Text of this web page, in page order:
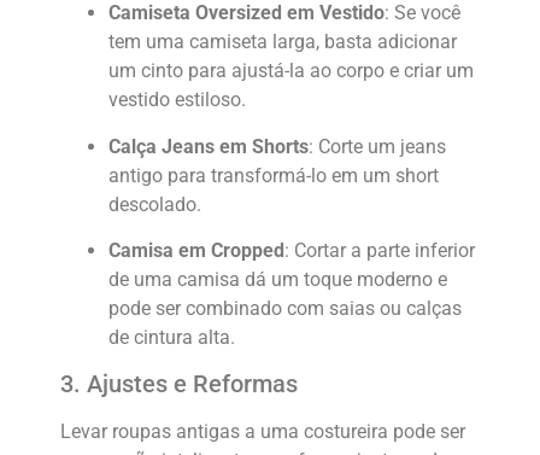
Camiseta Oversized em Vestido: Se você
tem uma camiseta larga, basta adicionar
um cinto para ajustá-la ao corpo e criar um
vestido estiloso.
Calça Jeans em Shorts: Corte um jeans
antigo para transformá-lo em um short
descolado.
Camisa em Cropped: Cortar a parte inferior
de uma camisa dá um toque moderno e
pode ser combinado com saias ou calças
de cintura alta.
3. Ajustes e Reformas
Levar roupas antigas a uma costureira pode ser